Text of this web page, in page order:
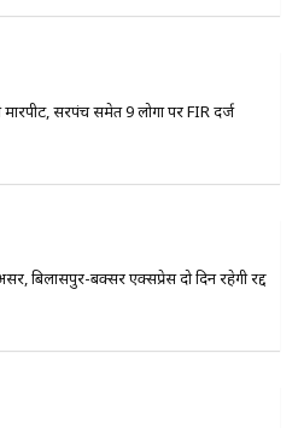
सरपंच समेत 9 लोगों पर FIR दर्ज
बिलासपुर-बक्सर एक्सप्रेस दो दिन रहेगी रद्द